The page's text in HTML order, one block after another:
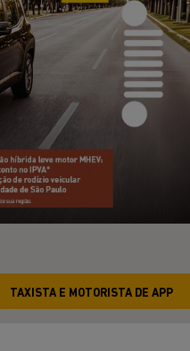
TAXISTA E MOTORISTA DE APP